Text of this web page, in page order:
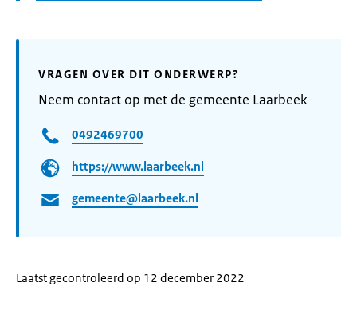
VRAGEN OVER DIT ONDERWERP?
Neem contact op met de gemeente Laarbeek
0492469700
https://www.laarbeek.nl
gemeente@laarbeek.nl
Laatst gecontroleerd op 12 december 2022